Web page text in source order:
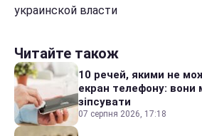
украинской власти
Читайте також
10 речей, якими не
екран телефону: вони
зіпсувати
07 серпня 2026, 17:18